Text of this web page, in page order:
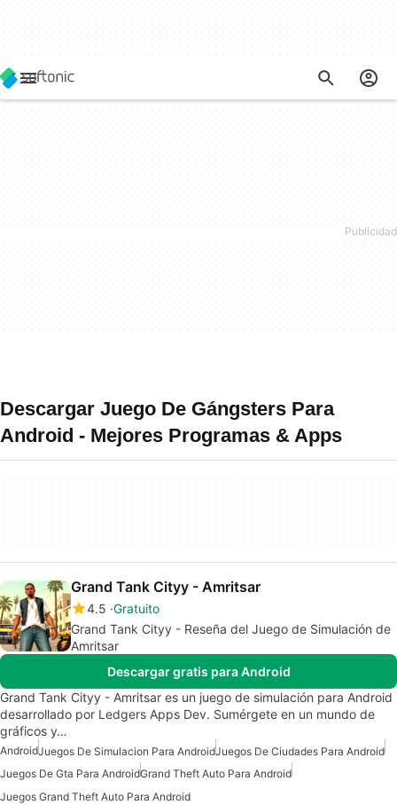
Descargar Juego De Gángsters Para
Android - Mejores Programas & Apps
Grand Tank Cityy - Amritsar
4.5 Gratuito
Grand Tank Cityy - Reseña del Juego de Simulación de
Amritsar
Descargar gratis para Android
Grand Tank Cityy - Amritsar es un juego de simulación para Android
desarrollado por Ledgers Apps Dev. Sumérgete en un mundo de
gráficos y…
AndroidJuegos De Simulacion Para AndroidJuegos De Ciudades Para Android
Juegos De Gta Para AndroidGrand Theft Auto Para Android
Juegos Grand Theft Auto Para Android